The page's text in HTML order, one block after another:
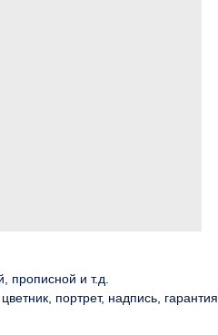
прописной и т.д.
портрет, надпись, гарантия.